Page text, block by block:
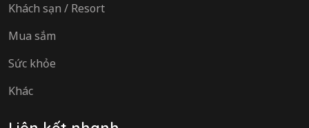
Khách sạn / Resort
Mua sắm
Sức khỏe
Khác